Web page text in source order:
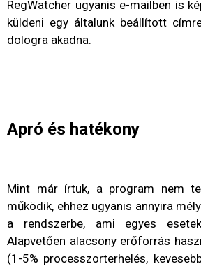
RegWatcher ugyanis e-mailben is
küldeni egy általunk beállított
dologra akadna.
Apró és hatékony
Mint már írtuk, a program nem
működik, ehhez ugyanis annyira
a rendszerbe, ami egyes
Alapvetően alacsony erőforrás
(1-5% processzorterhelés,